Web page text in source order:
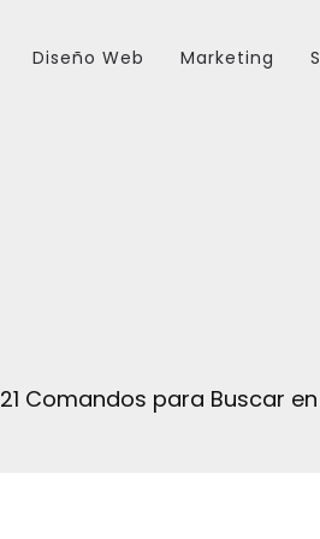
Diseño Web Marketing
21 Comandos para Buscar